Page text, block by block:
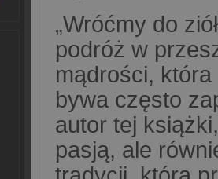
„Wróćmy do
podróż w
mądrości,
bywa często
autor tej
pasją, ale